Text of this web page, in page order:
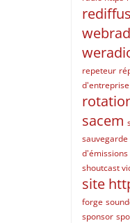
repeteur
d'entreprise
sacem
sauvegarde
d'émissions
shoutcast
site
forge
sponsor